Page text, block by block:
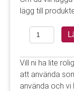
lägg till
Oljefat
mängd
Vill ni ha lite
att använda
använda och vi